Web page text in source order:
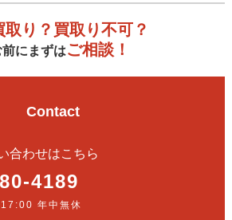
取り？買取り不可？
にまずはご相談！
Contact
合わせはこちら
4189
年中無休